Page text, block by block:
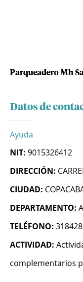
Parqueadero Mh
Datos de
Ayuda
NIT: 9015326412
DIRECCIÓN:
CIUDAD:
DEPARTAMENTO:
TELÉFONO:
ACTIVIDAD:
complementarios